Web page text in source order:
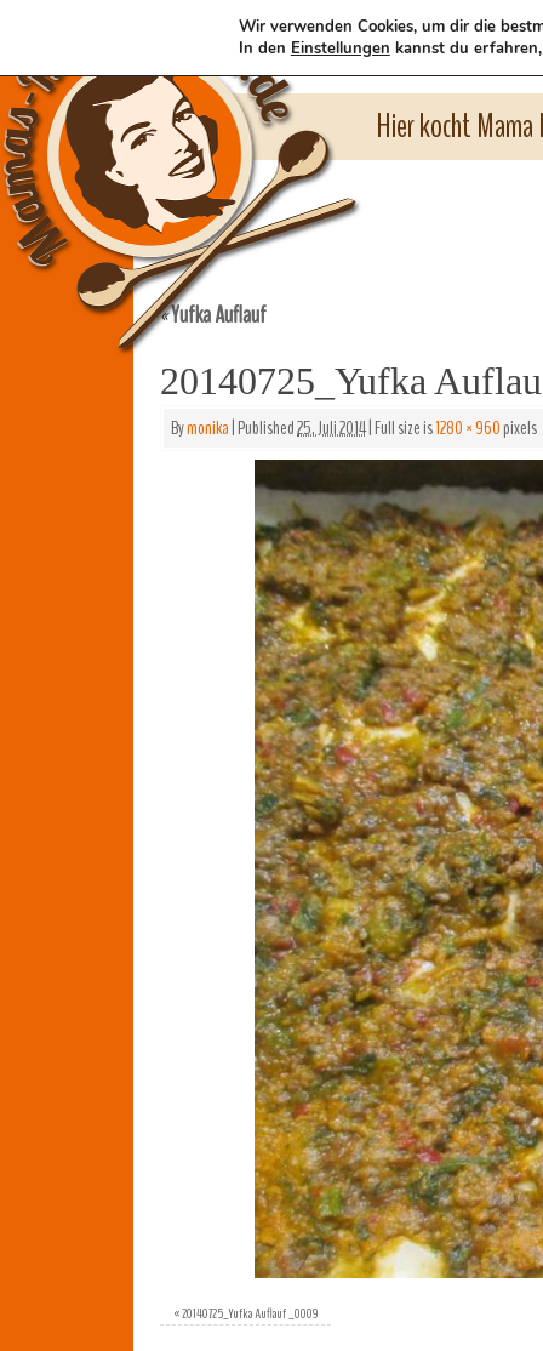
Hier kocht
«Yufka Auflauf
20140725_Yufka
Bymonika|Published25. Juli 2014|Full size is1280 × 960pixels
«20140725_Yufka Auflauf _0009
Wir verwenden Cookies, um dir die
In den Einstellungen kannst du